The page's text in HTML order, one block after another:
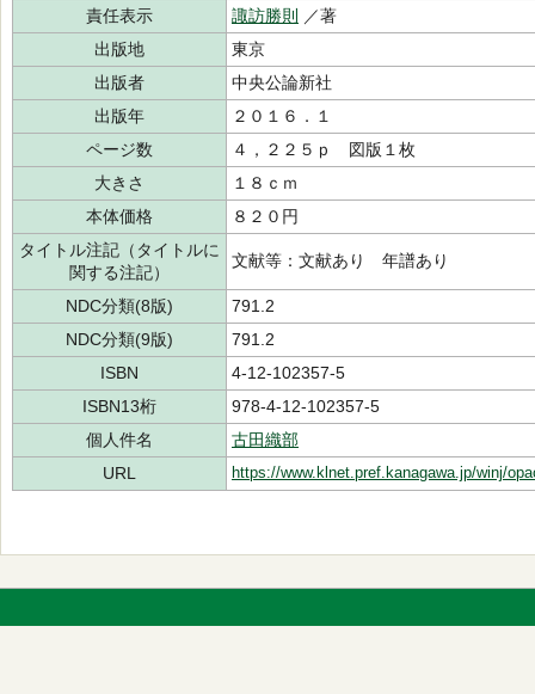
責任表示
諏訪勝則
／著
出版地
東京
出版者
中央公論新社
出版年
２０１６．１
ページ数
４，２２５ｐ 図版１枚
大きさ
１８ｃｍ
本体価格
８２０円
タイトル注記（タイトルに
関する注記）
文献等：文献あり 年譜あり
NDC分類(8版)
791.2
NDC分類(9版)
791.2
ISBN
4-12-102357-5
ISBN13桁
978-4-12-102357-5
個人件名
古田織部
URL
https://www.klnet.pref.kanagawa.jp/winj/